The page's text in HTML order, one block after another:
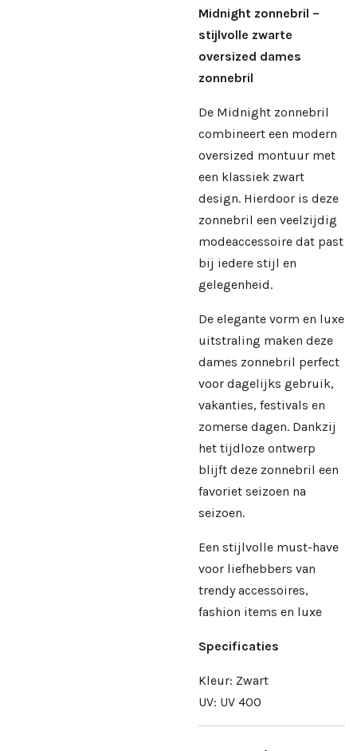
Midnight zonnebril –
stijlvolle zwarte
oversized dames
zonnebril
De Midnight zonnebril
combineert een modern
oversized montuur met
een klassiek zwart
design. Hierdoor is deze
zonnebril een veelzijdig
modeaccessoire dat past
bij iedere stijl en
gelegenheid.
De elegante vorm en luxe
uitstraling maken deze
dames zonnebril perfect
voor dagelijks gebruik,
vakanties, festivals en
zomerse dagen. Dankzij
het tijdloze ontwerp
blijft deze zonnebril een
favoriet seizoen na
seizoen.
Een stijlvolle must-have
voor liefhebbers van
trendy accessoires,
fashion items en luxe
Specificaties
Kleur: Zwart
UV: UV 400